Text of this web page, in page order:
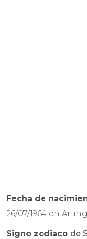
Fecha de
26/07/1964 en
Signo zodiaco de